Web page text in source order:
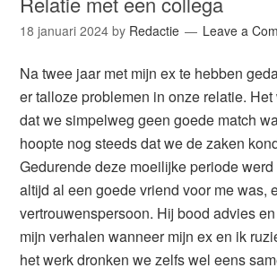
18 januari 2024 by Redactie Leave a
Na twee jaar met mijn ex te hebben
er talloze problemen in onze relatie.
dat we simpelweg geen goede match
hoopte nog steeds dat we de zaken
Gedurende deze moeilijke periode
altijd al een goede vriend voor me was,
vertrouwenspersoon. Hij bood advies
mijn verhalen wanneer mijn ex en ik
het werk dronken we zelfs wel eens